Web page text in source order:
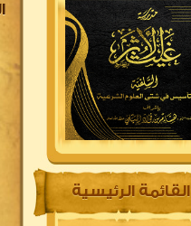
القائمة الرئيسية